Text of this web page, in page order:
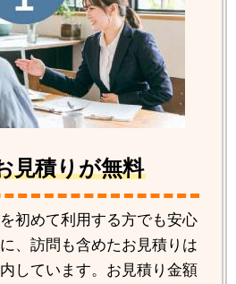
見積りが無料
初めて利用する方でも安心
、訪問も含めたお見積りは
しています。お見積り金額